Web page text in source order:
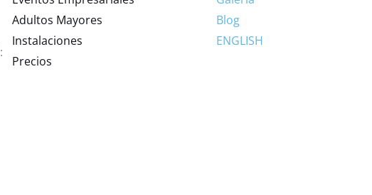
:
Adultos Mayores
Instalaciones
Precios
Blog
ENGLISH